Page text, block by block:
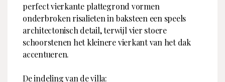
perfect vierkante plattegrond vormen
onderbroken risalieten in baksteen een speels
architectonisch detail, terwijl vier stoere
schoorstenen het kleinere vierkant van het dak
accentueren.
De indeling van de villa:
Aantal slaapkamers
7
Aantal badkamers
3